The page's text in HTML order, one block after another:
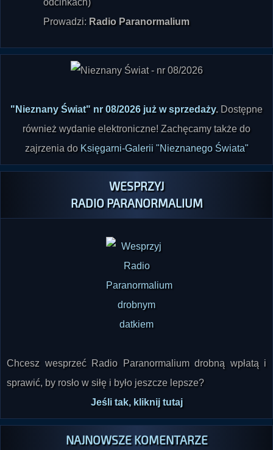
Akhara Jussuf Mustafa - Pamiętnik jasnowidza (w
odcinkach)
Prowadzi:Radio Paranormalium
"Nieznany Świat" nr 08/2026 już w sprzedaży.Dostępne
również wydanie elektroniczne! Zachęcamy także do
zajrzenia doKsięgarni-Galerii "Nieznanego Świata"
WESPRZYJ
Chcesz wesprzeć Radio Paranormalium drobną wpłatą i
sprawić, by rosło w siłę i było jeszcze lepsze?
Jeśli tak, kliknij tutaj
NAJNOWSZE KOMENTARZE